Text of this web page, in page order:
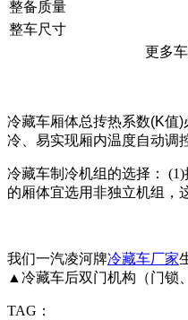
整备质量
整车尺寸
更多
冷藏车厢体总抟热系数(K值
冷、易实现厢内温度自动调
冷藏车制冷机组的选择：
的厢体宜选用非独立机组，
我们一汽凌河牌冷藏车厂家
▲冷藏车后双门机构（门锁
TAG：